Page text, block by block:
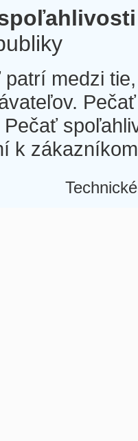
medzi
Pečať
k